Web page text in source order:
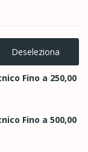
Deseleziona
Fino a 250,00
Fino a 500,00